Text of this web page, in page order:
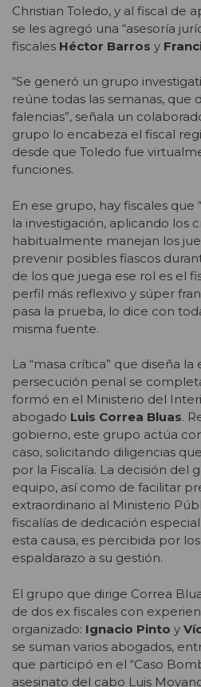
Christian Toledo, y al fiscal de
se les agregó una “asesoría
fiscales Héctor Barros y
“Se generó un grupo
reúne todas las semanas, que
falencias”, señala un
grupo lo encabeza el fiscal
desde que Toledo fue
funciones.
En ese grupo, hay fiscales que
la investigación, aplicando los
habitualmente manejan los
prevenir posibles fiascos
de los que juega ese rol es el
perfil más reflexivo y súper
pasa la prueba, lo dice con
misma fuente.
La “masa crítica” que diseña la
persecución penal se
formó en el Ministerio del
abogado Luis Correa Bluas.
gobierno, este grupo actúa
caso, solicitando diligencias
por la Fiscalía. La decisión del
equipo, así como de facilitar
extraordinario al Ministerio
fiscalías de dedicación
esta causa, es percibida por
espaldarazo a su gestión.
El grupo que dirige Correa
de dos ex fiscales con
organizado: Ignacio Pinto y
se suman varios abogados,
que participó en el “Caso
asesinato del cabo Luis